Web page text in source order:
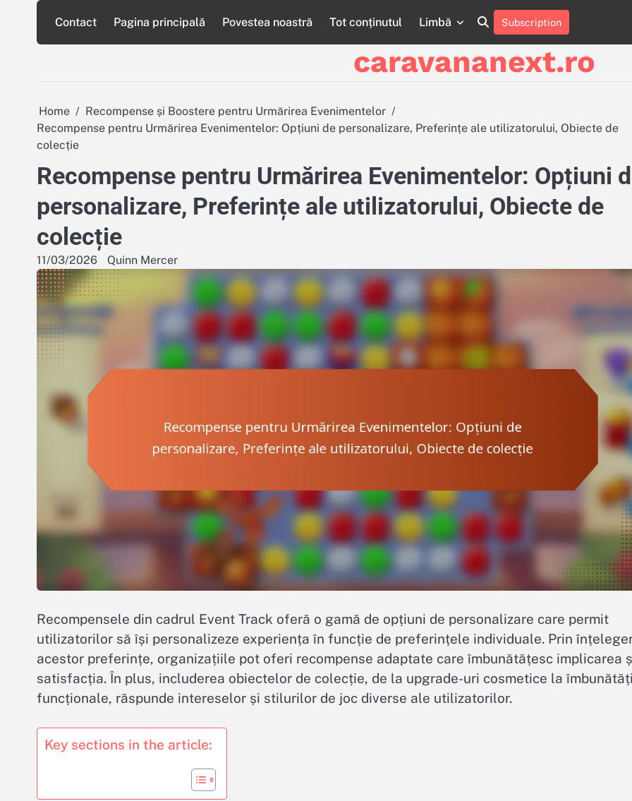
content
Contact Pagina principală Povestea noastră Tot conținutul Limbă
About
Us
Contact
Us
Cookie
Policy
Privacy
Policy
Sitemap
Terms
and
Conditions
Subscription
caravananext.ro
Home
Recompense și Boostere pentru Urmărirea Evenimentelor
Recompense pentru Urmărirea Evenimentelor: Opțiuni de personalizare, Preferințe ale utilizatorului, Obiecte de
colecție
Recompense pentru Urmărirea Evenimentelor: Opțiuni
personalizare, Preferințe ale utilizatorului, Obiecte de
colecție
11/03/2026 Quinn Mercer
Recompensele din cadrul Event Track oferă o gamă de opțiuni de personalizare care permit
utilizatorilor să își personalizeze experiența în funcție de preferințele individuale. Prin
acestor preferințe, organizațiile pot oferi recompense adaptate care îmbunătățesc implicarea
satisfacția. În plus, includerea obiectelor de colecție, de la upgrade-uri cosmetice la
funcționale, răspunde intereselor și stilurilor de joc diverse ale utilizatorilor.
Key sections in the article: